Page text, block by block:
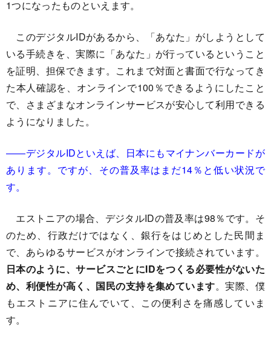
1つになったものといえます。
このデジタルIDがあるから、「あなた」がしようとして
いる手続きを、実際に「あなた」が行っているということ
を証明、担保できます。これまで対面と書面で行なってき
た本人確認を、オンラインで100％できるようにしたこと
で、さまざまなオンラインサービスが安心して利用できる
ようになりました。
――デジタルIDといえば、日本にもマイナンバーカードが
あります。ですが、その普及率はまだ14％と低い状況で
す。
エストニアの場合、デジタルIDの普及率は98％です。そ
のため、行政だけではなく、銀行をはじめとした民間ま
で、あらゆるサービスがオンラインで接続されています。
日本のように、サービスごとにIDをつくる必要性がないた
め、利便性が高く、国民の支持を集めています。実際、僕
もエストニアに住んでいて、この便利さを痛感していま
す。